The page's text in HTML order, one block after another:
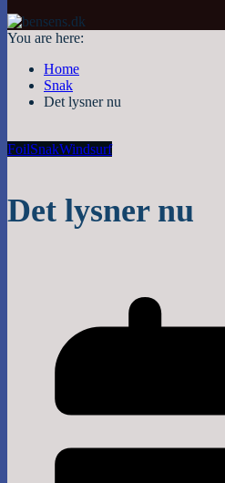
You are here:
Home
Snak
Det lysner nu
FoilSnakWindsurf
Det lysner nu